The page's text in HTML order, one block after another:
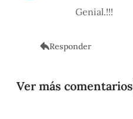
Genial.!!!
Responder
Ver más comentarios